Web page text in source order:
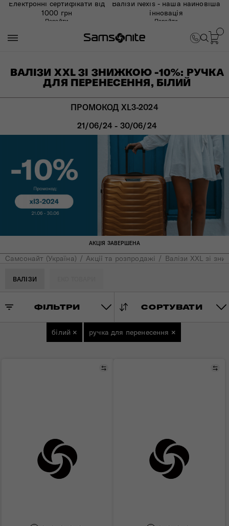
Електронні сертифікати від
1000 грн
Перейти
Валізи Nexis - наша найновіша
інновація
Перейти
ВАЛІЗИ XXL ЗІ ЗНИЖКОЮ -10%: РУЧКА
ДЛЯ ПЕРЕНЕСЕННЯ, БІЛИЙ
ПРОМОКОД XL3-2024
21/06/24 - 30/06/24
АКЦІЯ ЗАВЕРШЕНА
Самсонайт (Україна) Акції та розпродажі Валізи XXL зі
ВАЛІЗИ
ФІЛЬТРИ СОРТУВАТИ
білий × ручка для перенесення ×
Порівняти